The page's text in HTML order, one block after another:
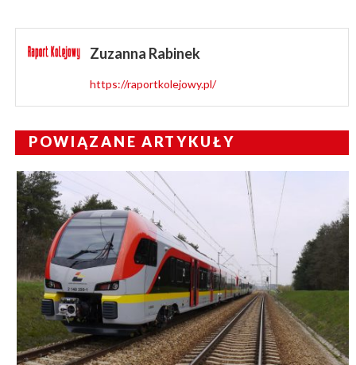
Zuzanna Rabinek
https://raportkolejowy.pl/
POWIĄZANE ARTYKUŁY